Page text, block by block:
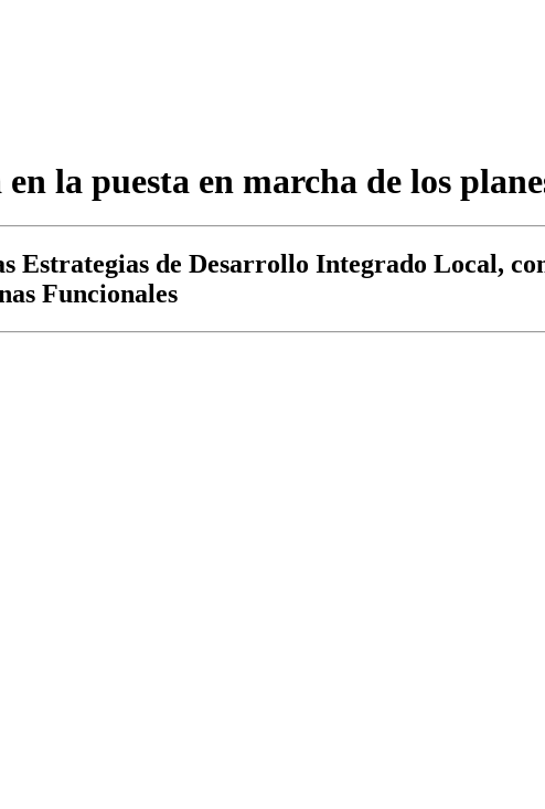
la puesta en marcha de los
de Desarrollo Integrado Local,
Funcionales